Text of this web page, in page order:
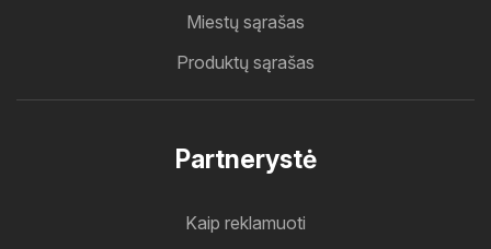
Miestų sąrašas
Produktų sąrašas
Partnerystė
Kaip reklamuoti